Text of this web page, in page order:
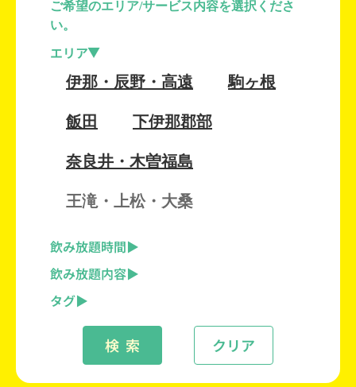
ご希望のエリア/サービス内容を選択くださ
い。
エリア
伊那・辰野・高遠 駒ヶ根
飯田 下伊那郡部
奈良井・木曽福島
王滝・上松・大桑
飲み放題時間
飲み放題内容
タグ
クリア
検 索